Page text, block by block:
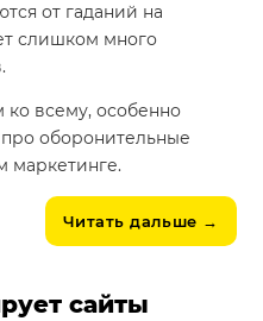
от гаданий на
слишком много
ко всему, особенно
оборонительные
маркетинге.
Читать дальше →
сайты